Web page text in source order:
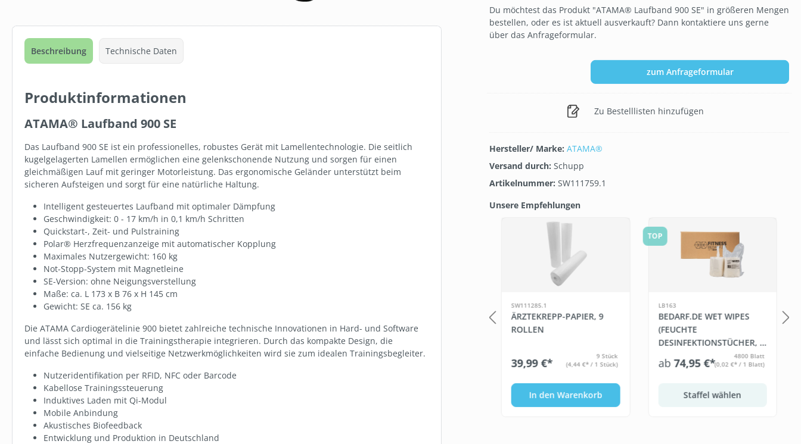
Beschreibung Technische Daten
Produktinformationen
ATAMA® Laufband 900 SE
Das Laufband 900 SE ist ein professionelles, robustes Gerät mit Lamellentechnologie. Die seitlich
kugelgelagerten Lamellen ermöglichen eine gelenkschonende Nutzung und sorgen für einen
gleichmäßigen Lauf mit geringer Motorleistung. Das ergonomische Geländer unterstützt beim
sicheren Aufsteigen und sorgt für eine natürliche Haltung.
Intelligent gesteuertes Laufband mit optimaler Dämpfung
Geschwindigkeit: 0 - 17 km/h in 0,1 km/h Schritten
Quickstart-, Zeit- und Pulstraining
Polar® Herzfrequenzanzeige mit automatischer Kopplung
Maximales Nutzergewicht: 160 kg
Not-Stopp-System mit Magnetleine
SE-Version: ohne Neigungsverstellung
Maße: ca. L 173 x B 76 x H 145 cm
Gewicht: SE ca. 156 kg
Die ATAMA Cardiogerätelinie 900 bietet zahlreiche technische Innovationen in Hard- und Software
und lässt sich optimal in die Trainingstherapie integrieren. Durch das kompakte Design, die
einfache Bedienung und vielseitige Netzwerkmöglichkeiten wird sie zum idealen Trainingsbegleiter.
Nutzeridentifikation per RFID, NFC oder Barcode
Kabellose Trainingssteuerung
Induktives Laden mit Qi-Modul
Mobile Anbindung
Akustisches Biofeedback
Entwicklung und Produktion in Deutschland
Du möchtest das Produkt "ATAMA® Laufband 900 SE" in größeren Mengen
bestellen, oder es ist aktuell ausverkauft? Dann kontaktiere uns gerne
über das Anfrageformular.
zum Anfrageformular
Zu Bestelllisten hinzufügen
Hersteller/ Marke: ATAMA®
Versand durch: Schupp
Artikelnummer: SW111759.1
Unsere Empfehlungen
Produktgalerie überspringen
50X100 CM
ab
BAND
2,77 €*
SW111285.1
ÄRZTEKREPP-PAPIER, 9
ROLLEN
39,99 €*
9 Stück
(4,44 €* / 1 Stück)
In den Warenkorb
TOP
LB163
BEDARF.DE WET WIPES
(FEUCHTE
DESINFEKTIONSTÜCHER, 6
ab74,95 €*
4800 Blatt
(0,02 €* / 1 Blatt)
Staffel wählen